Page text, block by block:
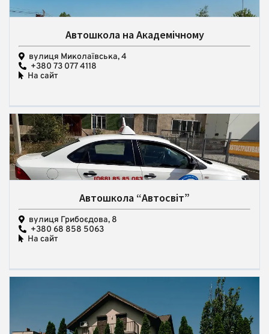
Автошкола на Академічному
вулиця Миколаївська, 4
+380 73 077 4118
На сайт
Автошкола “Автосвіт”
вулиця Грибоєдова, 8
+380 68 858 5063
На сайт